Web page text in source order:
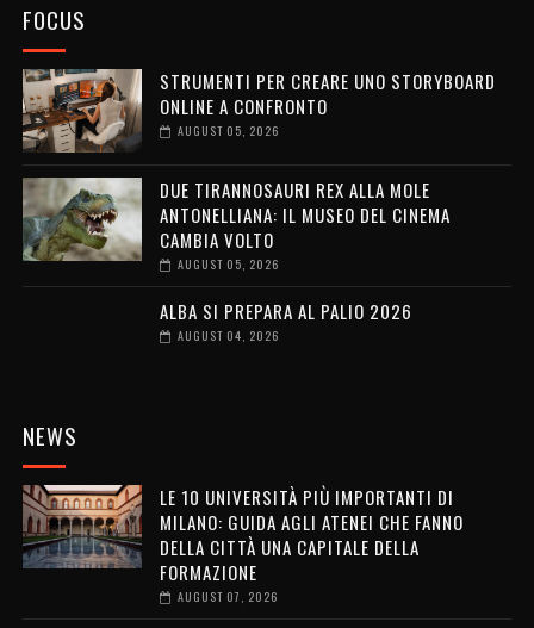
FOCUS
STRUMENTI PER CREARE UNO STORYBOARD
ONLINE A CONFRONTO
AUGUST 05, 2026
DUE TIRANNOSAURI REX ALLA MOLE
ANTONELLIANA: IL MUSEO DEL CINEMA
CAMBIA VOLTO
AUGUST 05, 2026
ALBA SI PREPARA AL PALIO 2026
AUGUST 04, 2026
NEWS
LE 10 UNIVERSITÀ PIÙ IMPORTANTI DI
MILANO: GUIDA AGLI ATENEI CHE FANNO
DELLA CITTÀ UNA CAPITALE DELLA
FORMAZIONE
AUGUST 07, 2026